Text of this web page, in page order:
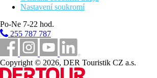
Formou bufetu
Polopenze (v hotelu Vantaris Beach):
Snídaně a večeře formou bufetu
Sportovní aktivity zdarma
Vše v hotelu Vantaris Beach:
stolní tenis (vybavení za poplatek)
tenisový kurt (osvětlení a vybavení
Nastavení soukromí
Po-Ne 7-22 hod.
255 787 787
Copyright © 2026, DER Touristik CZ a.s.